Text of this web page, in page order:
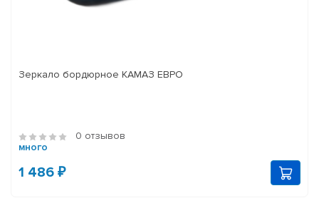
Зеркало бордюрное КАМАЗ ЕВРО
0 отзывов
много
1 486 ₽